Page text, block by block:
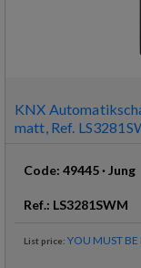
KNX
matt, Ref.
Code: 49445·Jung
Ref.: LS3281SWM
List price: YOU MUST BE